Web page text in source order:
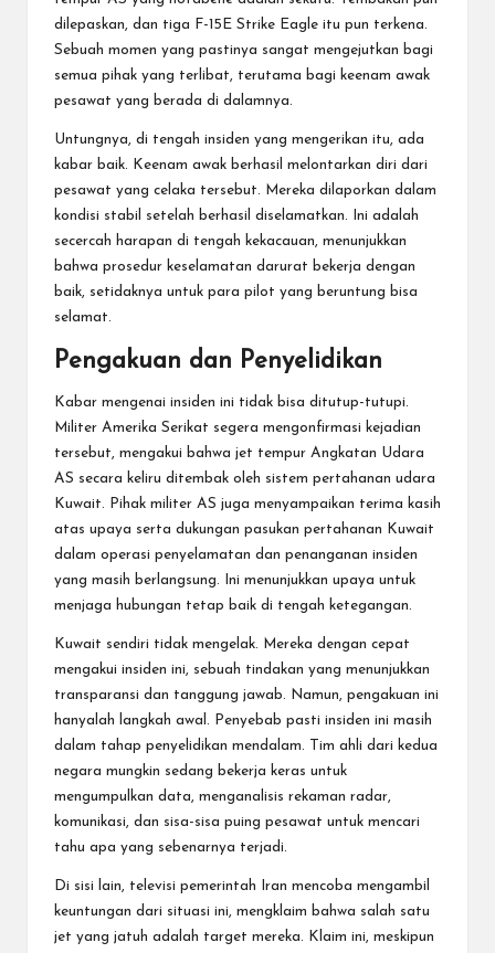
dilepaskan, dan tiga F-15E Strike Eagle itu pun terkena.
Sebuah momen yang pastinya sangat mengejutkan bagi
semua pihak yang terlibat, terutama bagi keenam awak
pesawat yang berada di dalamnya.
Untungnya, di tengah insiden yang mengerikan itu, ada
kabar baik. Keenam awak berhasil melontarkan diri dari
pesawat yang celaka tersebut. Mereka dilaporkan dalam
kondisi stabil setelah berhasil diselamatkan. Ini adalah
secercah harapan di tengah kekacauan, menunjukkan
bahwa prosedur keselamatan darurat bekerja dengan
baik, setidaknya untuk para pilot yang beruntung bisa
selamat.
Pengakuan dan Penyelidikan
Kabar mengenai insiden ini tidak bisa ditutup-tutupi.
Militer Amerika Serikat segera mengonfirmasi kejadian
tersebut, mengakui bahwa jet tempur Angkatan Udara
AS secara keliru ditembak oleh sistem pertahanan udara
Kuwait. Pihak militer AS juga menyampaikan terima kasih
atas upaya serta dukungan pasukan pertahanan Kuwait
dalam operasi penyelamatan dan penanganan insiden
yang masih berlangsung. Ini menunjukkan upaya untuk
menjaga hubungan tetap baik di tengah ketegangan.
Kuwait sendiri tidak mengelak. Mereka dengan cepat
mengakui insiden ini, sebuah tindakan yang menunjukkan
transparansi dan tanggung jawab. Namun, pengakuan ini
hanyalah langkah awal. Penyebab pasti insiden ini masih
dalam tahap penyelidikan mendalam. Tim ahli dari kedua
negara mungkin sedang bekerja keras untuk
mengumpulkan data, menganalisis rekaman radar,
komunikasi, dan sisa-sisa puing pesawat untuk mencari
tahu apa yang sebenarnya terjadi.
Di sisi lain, televisi pemerintah Iran mencoba mengambil
keuntungan dari situasi ini, mengklaim bahwa salah satu
jet yang jatuh adalah target mereka. Klaim ini, meskipun